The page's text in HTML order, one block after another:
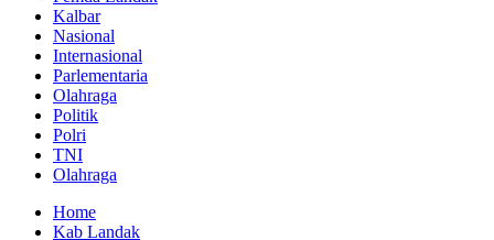
Kalbar
Nasional
Internasional
Parlementaria
Olahraga
Politik
Polri
TNI
Olahraga
Home
Kab Landak